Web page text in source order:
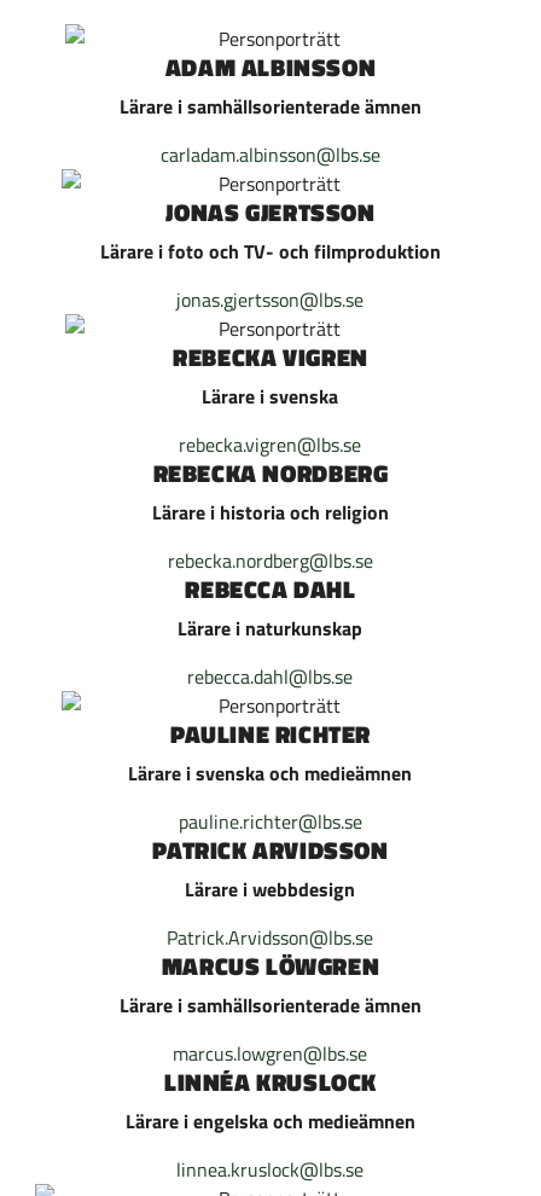
ADAM ALBINSSON
Lärare i samhällsorienterade ämnen
carladam.albinsson@lbs.se
JONAS GJERTSSON
Lärare i foto och TV- och filmproduktion
jonas.gjertsson@lbs.se
REBECKA VIGREN
Lärare i svenska
rebecka.vigren@lbs.se
REBECKA NORDBERG
Lärare i historia och religion
rebecka.nordberg@lbs.se
REBECCA DAHL
Lärare i naturkunskap
rebecca.dahl@lbs.se
PAULINE RICHTER
Lärare i svenska och medieämnen
pauline.richter@lbs.se
PATRICK ARVIDSSON
Lärare i webbdesign
Patrick.Arvidsson@lbs.se
MARCUS LÖWGREN
Lärare i samhällsorienterade ämnen
marcus.lowgren@lbs.se
LINNÉA KRUSLOCK
Lärare i engelska och medieämnen
linnea.kruslock@lbs.se